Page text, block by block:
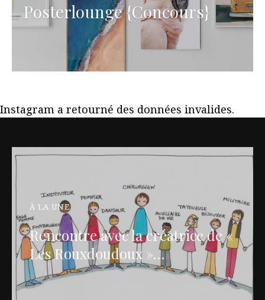
Posterlounge {Concours}
Instagram a retourné des données invalides.
À LA UNE
Rencontre avec la créatrice de «
Les Rouxdoudoux »…